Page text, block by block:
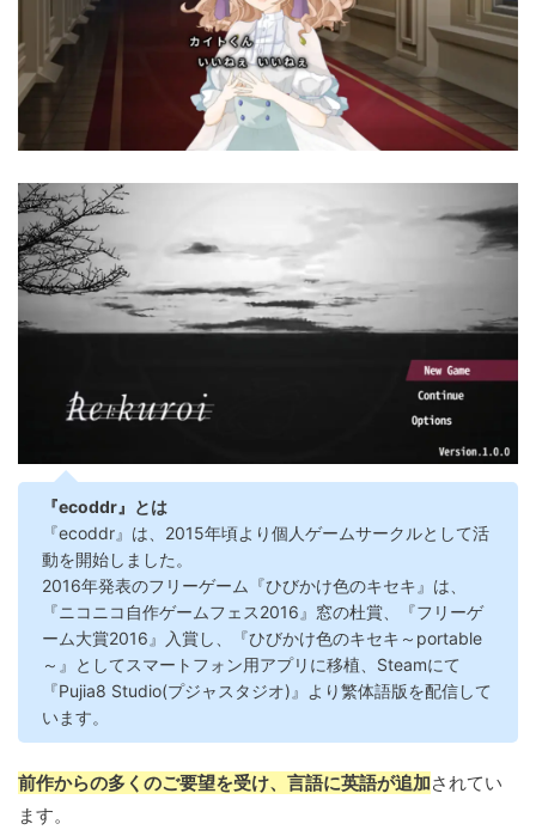
『ecoddr』とは
『ecoddr』は、2015年頃より個人ゲームサークルとして活
動を開始しました。
2016年発表のフリーゲーム『ひびかけ色のキセキ』は、
『ニコニコ自作ゲームフェス2016』窓の杜賞、『フリーゲ
ーム大賞2016』入賞し、『ひびかけ色のキセキ～portable
～』としてスマートフォン用アプリに移植、Steamにて
『Pujia8 Studio(プジャスタジオ)』より繁体語版を配信して
います。
前作からの多くのご要望を受け、言語に英語が追加されてい
ます。